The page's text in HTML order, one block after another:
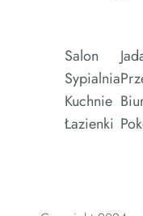
Salon
Sypialnia
Kuchnie
Łazienki